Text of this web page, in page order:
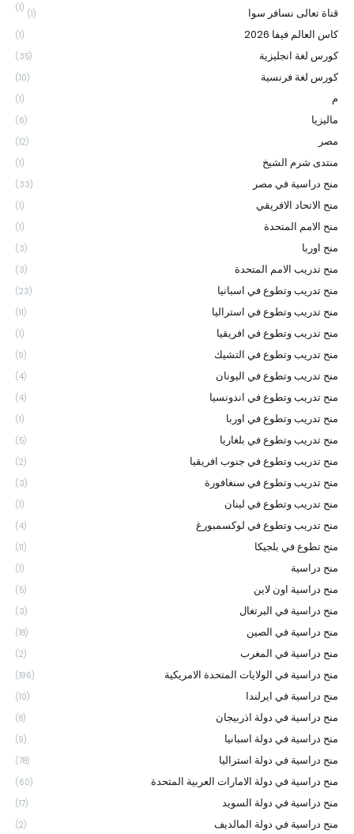
(1) قناة تعالى نسافر سوا (1)
كاس العالم فيفا 2026 (1)
كورس لغة انجليزية (35)
كورس لغة فرنسية (10)
م (1)
ماليزيا (6)
مصر (12)
منتدى شرم الشيخ (1)
منح دراسية في مصر (33)
منح الاتحاد الافريقي (1)
منح الامم المتحدة (1)
منح اوربا (3)
منح تدريب الامم المتحدة (3)
منح تدريب وتطوع في اسبانيا (23)
منح تدريب وتطوع في استراليا (11)
منح تدريب وتطوع في افريقيا (1)
منح تدريب وتطوع في التشيك (9)
منح تدريب وتطوع في اليونان (4)
منح تدريب وتطوع في اندونسيا (4)
منح تدريب وتطوع في اوربا (1)
منح تدريب وتطوع في بلغاريا (5)
منح تدريب وتطوع في جنوب افريقيا (2)
منح تدريب وتطوع في سنغافورة (3)
منح تدريب وتطوع في لبنان (1)
منح تدريب وتطوع في لوكسمبورغ (4)
منح تطوع في بلجيكا (11)
منح دراسية (1)
منح دراسية اون لاين (5)
منح دراسية في البرتغال (3)
منح دراسية في الصين (18)
منح دراسية في المغرب (2)
منح دراسية في الولايات المتحدة الامريكية (196)
منح دراسية في ايرلندا (10)
منح دراسية في دولة اذربيجان (8)
منح دراسية في دولة اسبانيا (9)
منح دراسية في دولة استراليا (78)
منح دراسية في دولة الامارات العربية المتحدة (60)
منح دراسية في دولة السويد (17)
منح دراسية في دولة المالديف (2)